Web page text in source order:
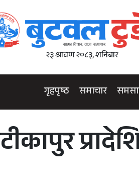
२३ श्रावण २०८३, शनिबार
गृहपृष्ठ समाचार
टीकापुर